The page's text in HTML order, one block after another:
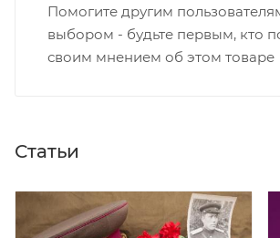
Помогите другим
выбором - будьте первым, кто
своим мнением об этом товаре
Статьи